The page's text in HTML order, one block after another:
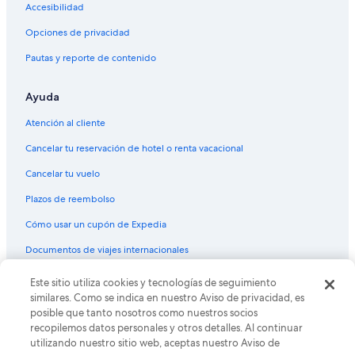
Hoteles de Motel 6 en Cambria
Pacifica Hotels en Cambria
Memorial
Hoteles cerca de Lake Nacimiento
Hoteles cerca de Elephant Seal Rookery
Accesibilidad
Opciones de privacidad
Pautas y reporte de contenido
Ayuda
Atención al cliente
Cancelar tu reservación de hotel o renta vacacional
Cancelar tu vuelo
Plazos de reembolso
Cómo usar un cupón de Expedia
Documentos de viajes internacionales
© 2026 Expedia, Inc., una empresa de Expedia Group. Todos los
derechos reservados. Expedia y el logo de Expedia son marcas
registradas o marcas comerciales de Expedia, Inc. CST# 2029030-50.
Este sitio utiliza cookies y tecnologías de seguimiento
similares. Como se indica en nuestro Aviso de privacidad, es
posible que tanto nosotros como nuestros socios
recopilemos datos personales y otros detalles. Al continuar
utilizando nuestro sitio web, aceptas nuestro Aviso de